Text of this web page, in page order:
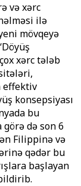
və xərc
ilə
mövqeyə
xərc tələb
effektiv
konsepsiyası
bu
də son 6
Filippinə və
qədər bu
başlayan